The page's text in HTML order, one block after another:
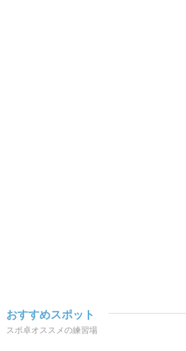
おすすめスポット
スポ卓オススメの練習場